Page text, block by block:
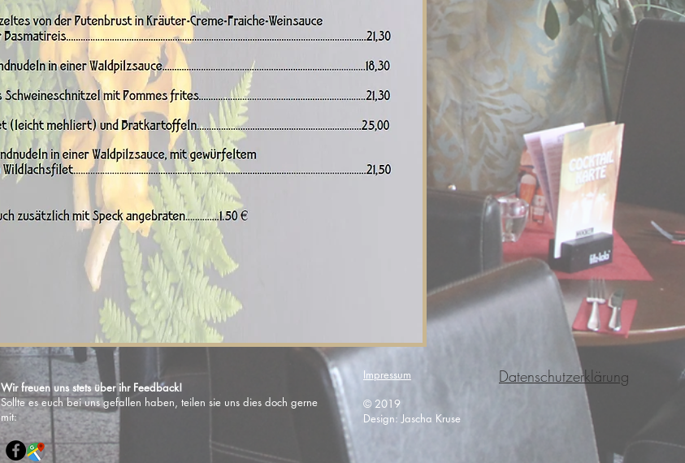
Wir freuen uns stets über ihr Feedback!
Sollte es euch bei uns gefallen haben, teilen sie uns dies doch gerne
mit:
Impressum
© 2019
Design: Jascha Kruse
Datenschutzerklärung